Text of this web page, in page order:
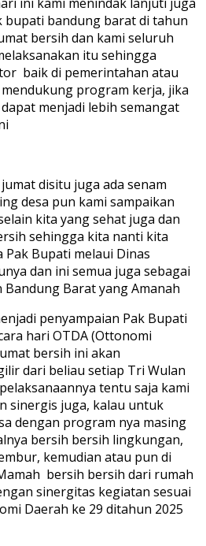
bupati bandung barat di tahun
bersih dan kami seluruh
itu sehingga
baik di pemerintahan atau
program kerja, jika
menjadi lebih semangat
disitu juga ada senam
desa pun kami sampaikan
kita yang sehat juga dan
sehingga kita nanti kita
Bupati melaui Dinas
dan ini semua juga sebagai
Barat yang Amanah
penyampaian Pak Bupati
hari OTDA (Ottonomi
bersih ini akan
dari beliau setiap Tri Wulan
tentu saja kami
sinergis juga, kalau untuk
dengan program nya masing
bersih bersih lingkungan,
kemudian atau pun di
bersih bersih dari rumah
sinergitas kegiatan sesuai
Daerah ke 29 ditahun 2025